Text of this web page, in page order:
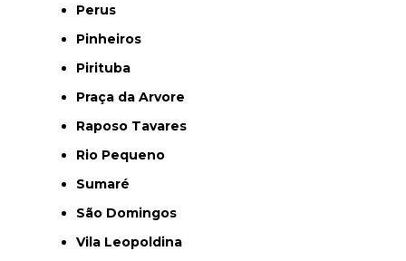
Perus
Pinheiros
Pirituba
Praça da Arvore
Raposo Tavares
Rio Pequeno
Sumaré
São Domingos
Vila Leopoldina